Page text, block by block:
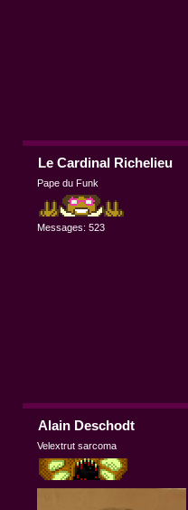
Le Cardinal Richelieu
Pape du Funk
Messages: 523
Alain Deschodt
Velextrut sarcoma